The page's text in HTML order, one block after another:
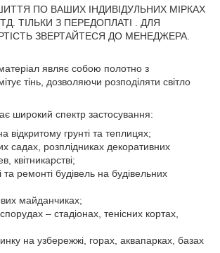
ПО ВАШИХ ІНДИВІДУЛЬНИХ МІРКАХ
ТД. ТІЛЬКИ З ПЕРЕДОПЛАТІ . ДЛЯ
ЗВЕРТАЙТЕСЯ ДО МЕНЕДЖЕРА.
являє собою полотно з
тінь, дозволяючи розподіляти світло
широкий спектр застосування:
відкритому грунті та теплицях;
садах, розплідниках декоративних
квітникарстві;
ремонті будівель на будівельних
майданчиках;
– стадіонах, тенісних кортах,
на узбережжі, горах, аквапарках, базах